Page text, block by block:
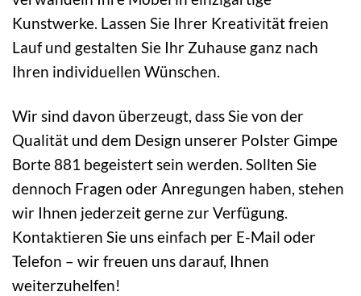
Kunstwerke. Lassen Sie Ihrer Kreativität freien
Lauf und gestalten Sie Ihr Zuhause ganz nach
Ihren individuellen Wünschen.
Wir sind davon überzeugt, dass Sie von der
Qualität und dem Design unserer Polster Gimpe
Borte 881 begeistert sein werden. Sollten Sie
dennoch Fragen oder Anregungen haben, stehen
wir Ihnen jederzeit gerne zur Verfügung.
Kontaktieren Sie uns einfach per E-Mail oder
Telefon – wir freuen uns darauf, Ihnen
weiterzuhelfen!